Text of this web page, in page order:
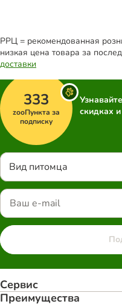
РРЦ = рекомендованная
низкая цена товара за
доставки
333
zooПункта за
подписку
скидках
Вид питомца
Сервис
Преимуществa